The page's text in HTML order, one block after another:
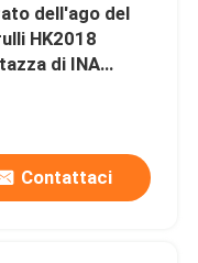
dell'ago del
HK2018
di INA
Contattaci